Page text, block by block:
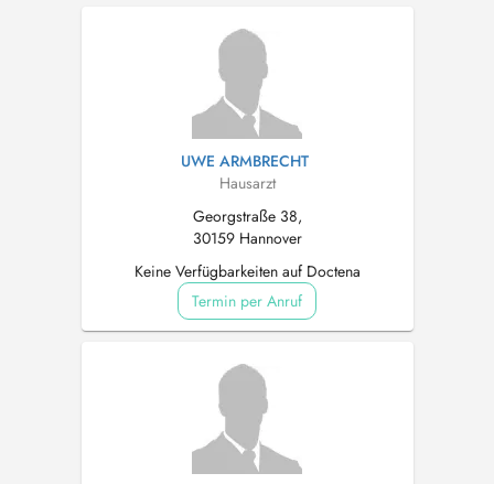
UWE ARMBRECHT
Hausarzt
Georgstraße 38,
30159 Hannover
Keine Verfügbarkeiten auf Doctena
Termin per Anruf